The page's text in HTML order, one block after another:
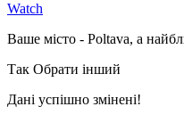
Watch
Ваше місто - Poltava, а
Так Обрати інший
Дані успішно змінені!